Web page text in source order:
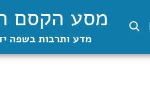
מסע הקסם
מדע ותרבות בשפה